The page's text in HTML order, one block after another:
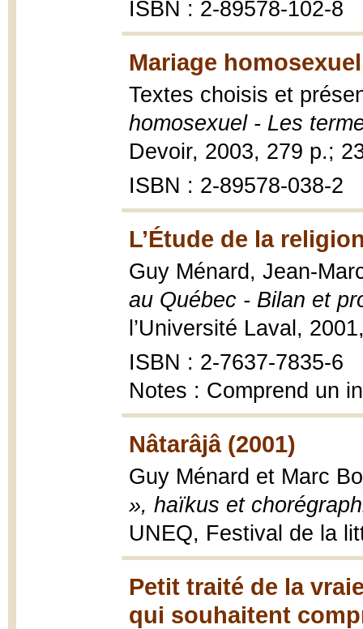
ISBN : 2-89578-102-8
Mariage
Textes choisis et
homosexuel - Les
Devoir, 2003, 279 p.;
ISBN : 2-89578-038-2
L’Étude de la
Guy Ménard, Jean-
au Québec - Bilan et
l’Université Laval,
ISBN : 2-7637-7835-6
Notes : Comprend un
Nâtarâjâ (2001)
Guy Ménard et Marc
», haïkus et
UNEQ, Festival de la
Petit traité de la
qui souhaitent